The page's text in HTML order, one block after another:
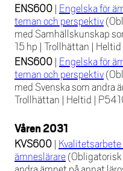
ENS600 | Engelska för
teman och perspektiv
med Samhällskunskap
15 hp | Trollhättan | Heltid
ENS600 | Engelska för
teman och perspektiv
med Svenska som andra
Trollhättan | Heltid |
Våren 2031
KVS600 |
ämneslärare